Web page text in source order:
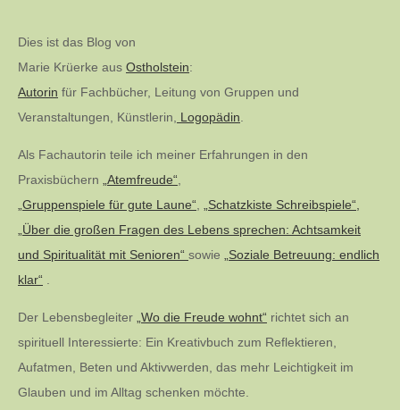
Dies ist das Blog von
Marie Krüerke aus Ostholstein:
Autorin für Fachbücher, Leitung von Gruppen und
Veranstaltungen, Künstlerin,
Logopädin
Als Fachautorin teile ich meiner Erfahrungen in den
Praxisbüchern
„Atemfreude“
„Gruppenspiele für gute Laune“
„Schatzkiste Schreibspiele“,
„Über die großen Fragen des Lebens sprechen: Achtsamkeit
und Spiritualität mit Senioren“ sowie
„Soziale Betreuung: endlich
klar“
Der Lebensbegleiter „Wo die Freude wohnt“ richtet sich an
spirituell Interessierte: Ein Kreativbuch zum Reflektieren,
Aufatmen, Beten und Aktivwerden, das mehr Leichtigkeit im
Glauben und im Alltag schenken möchte.